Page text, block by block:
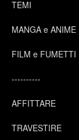
TEMI
MANGA e ANIME
FILM e FUMETTI
----------
AFFITTARE
TRAVESTIRE